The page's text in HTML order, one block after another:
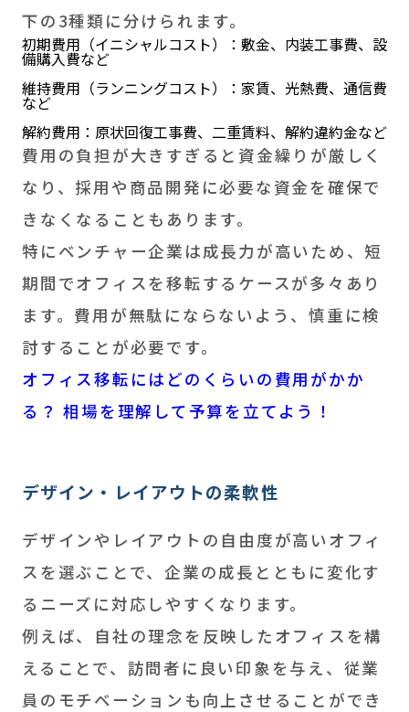
下の3種類に分けられます。
初期費用（イニシャルコスト）：敷金、内装工事費、設
備購入費など
維持費用（ランニングコスト）：家賃、光熱費、通信費
など
解約費用：原状回復工事費、二重賃料、解約違約金など
費用の負担が大きすぎると資金繰りが厳しく
なり、採用や商品開発に必要な資金を確保で
きなくなることもあります。
特にベンチャー企業は成長力が高いため、短
期間でオフィスを移転するケースが多々あり
ます。費用が無駄にならないよう、慎重に検
討することが必要です。
オフィス移転にはどのくらいの費用がかか
る？ 相場を理解して予算を立てよう！
デザイン・レイアウトの柔軟性
デザインやレイアウトの自由度が高いオフィ
スを選ぶことで、企業の成長とともに変化す
るニーズに対応しやすくなります。
例えば、自社の理念を反映したオフィスを構
えることで、訪問者に良い印象を与え、従業
員のモチベーションも向上させることができ